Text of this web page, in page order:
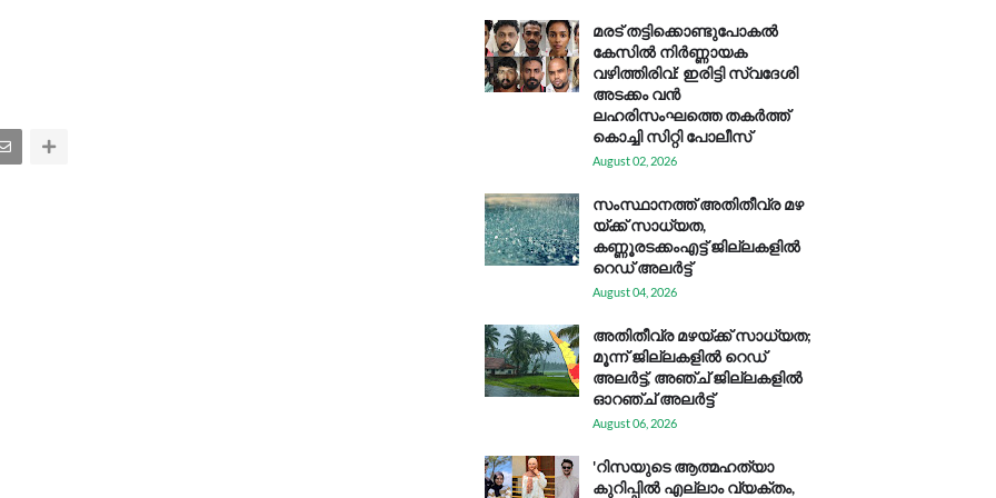
മരട് തട്ടിക്കൊണ്ടുപോകൽ
കേസിൽ നിർണ്ണായക
വഴിത്തിരിവ്: ഇരിട്ടി സ്വദേശി
അടക്കം വൻ
ലഹരിസംഘത്തെ തകർത്ത്
കൊച്ചി സിറ്റി പോലീസ്
August 02, 2026
സം​സ്ഥാ​ന​ത്ത് അ​തി​തീ​വ്ര മ​ഴ​
യ്ക്ക് സാ​ധ്യ​ത,
കണ്ണൂരടക്കംഎ​ട്ട് ജി​ല്ല​ക​ളി​ൽ
റെ​ഡ് അ​ലർ​ട്ട്
August 04, 2026
അതിതീവ്ര മഴയ്ക്ക് സാധ്യത;
മൂന്ന് ജില്ലകളിൽ റെഡ്
അലർട്ട്, അഞ്ച് ജില്ലകളിൽ
ഓറഞ്ച് അലർട്ട്
August 06, 2026
'റിസയുടെ ആത്മഹത്യാ
കുറിപ്പിൽ എല്ലാം വ്യക്തം,